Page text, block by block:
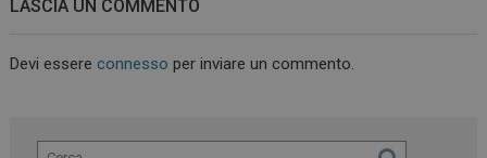
LASCIA UN COMMENTO
Devi essereconnesso per inviare un commento.